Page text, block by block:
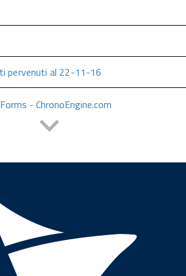
pervenuti al 22-11-16
- ChronoEngine.com